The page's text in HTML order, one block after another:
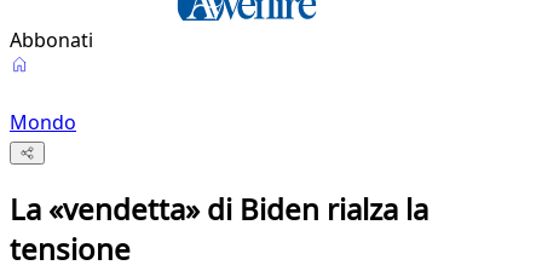
Abbonati
Mondo
La «vendetta» di Biden rialza la
tensione